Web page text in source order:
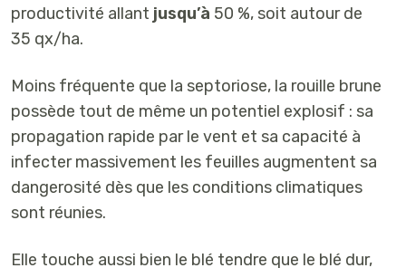
productivité allant jusqu’à 50 %, soit autour de
35 qx/ha.
Moins fréquente que la septoriose, la rouille brune
possède tout de même un potentiel explosif : sa
propagation rapide par le vent et sa capacité à
infecter massivement les feuilles augmentent sa
dangerosité dès que les conditions climatiques
sont réunies.
Elle touche aussi bien le blé tendre que le blé dur,